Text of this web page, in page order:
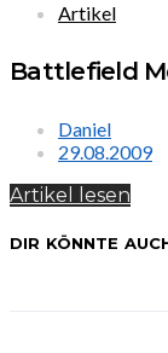
Artikel
Battlefield
Daniel
29.08.2009
Artikel lesen
DIR KÖNNTE